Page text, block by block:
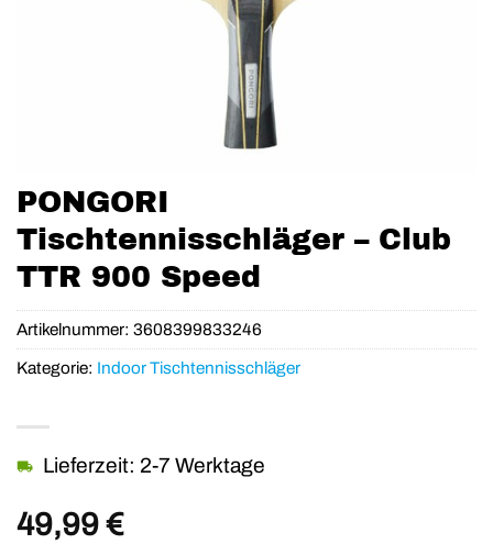
PONGORI
Tischtennisschläger – Club
TTR 900 Speed
49,99€
Lieferzeit: 2-7 Werktage
Artikelnummer: 3608399833246
Kategorie: Indoor Tischtennisschläger